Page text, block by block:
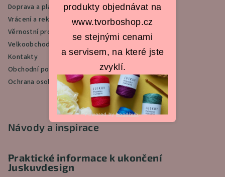
Doprava a platba
Vrácení a reklamace
Věrnostní program
Velkoobchod
Kontakty
Obchodní podmínky
Ochrana osobních údajů
Návody a inspirace
Praktické informace k ukončení
Juskuvdesign
produkty objednávat na
www.tvorboshop.cz
se stejnými cenami
a servisem, na které jste
zvyklí.
Powered by Leadhub.